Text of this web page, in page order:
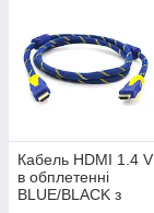
Кабель HDMI 1.4 V
в обплетенні
BLUE/BLACK з